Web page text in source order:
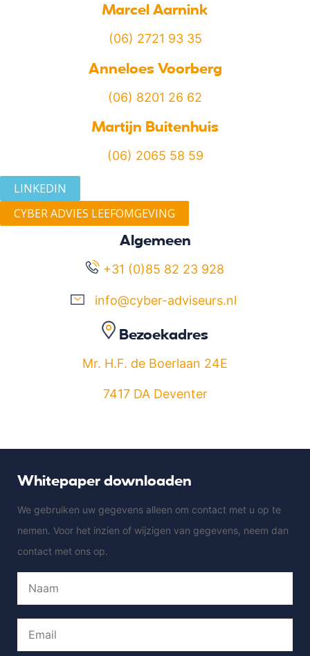
Marcel Aarnink
(06) 2721 93 35
Anneloes Voorberg
(06) 8201 26 62
Martijn Buitenhuis
(06) 2065 58 59
LINKEDIN
CYBER ADVIES LEEFOMGEVING
Algemeen
+31 (0)85 82 23 928
info@cyber-adviseurs.nl
Bezoekadres
Mr. H.F. de Boerlaan 24E
7417 DA Deventer
Whitepaper downloaden
We gebruiken uw gegevens alleen om contact met u op te
nemen. Voor het inzien of wijzigen van gegevens, neem dan
contact met ons op.